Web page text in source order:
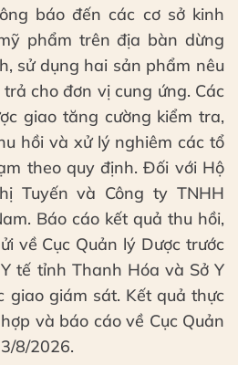
báo đến các cơ sở kinh
phẩm trên địa bàn dừng
sử dụng hai sản phẩm nêu
cho đơn vị cung ứng. Các
giao tăng cường kiểm tra,
hồi và xử lý nghiêm các tổ
theo quy định. Đối với Hộ
Tuyến và Công ty TNHH
Báo cáo kết quả thu hồi,
về Cục Quản lý Dược trước
tế tỉnh Thanh Hóa và Sở Y
giao giám sát. Kết quả thực
và báo cáo về Cục Quản
8/2026.